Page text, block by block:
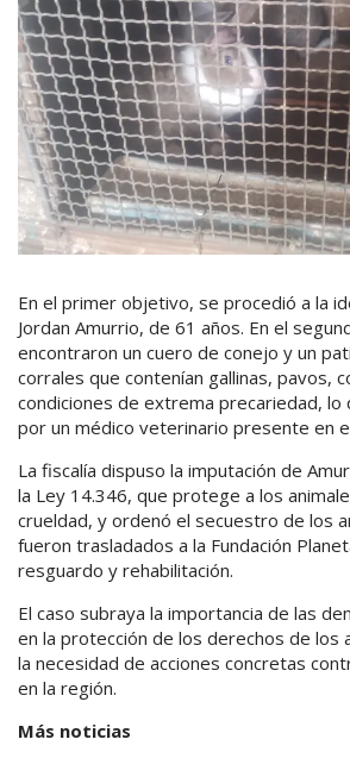
En el primer objetivo, se procedió a la
Jordan Amurrio, de 61 años. En el
encontraron un cuero de conejo y un
corrales que contenían gallinas, pavos,
condiciones de extrema precariedad, lo
por un médico veterinario presente en
La fiscalía dispuso la imputación de
la Ley 14.346, que protege a los
crueldad, y ordenó el secuestro de los
fueron trasladados a la Fundación
resguardo y rehabilitación.
El caso subraya la importancia de las
en la protección de los derechos de los
la necesidad de acciones concretas
en la región.
Más noticias